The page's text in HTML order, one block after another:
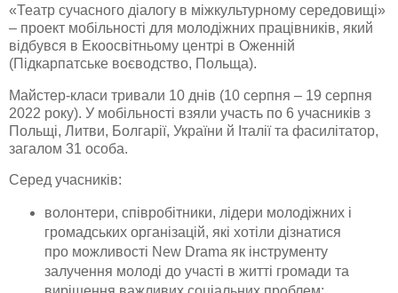
«Театр сучасного діалогу в міжкультурному середовищі»
– проект мобільності для молодіжних працівників, який
відбувся в Екоосвітньому центрі в Оженній
(Підкарпатське воєводство, Польща).
Майстер-класи тривали 10 днів (10 серпня – 19 серпня
2022 року). У мобільності взяли участь по 6 учасників з
Польщі, Литви, Болгарії, України й Італії та фасилітатор,
загалом 31 особа.
Серед учасників:
волонтери, співробітники, лідери молодіжних і
громадських організацій, які хотіли дізнатися
про можливості New Drama як інструменту
залучення молоді до участі в житті громади та